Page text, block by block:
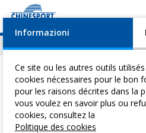
Actualités Evénements Video
Vous êtes ici: Home>Reeducation
Jaune
Informazioni
Ce site ou les autres outils
cookies nécessaires pour le bon
pour les raisons décrites dans la
vous voulez en savoir plus ou
cookies, consultez la
Politique des cookies